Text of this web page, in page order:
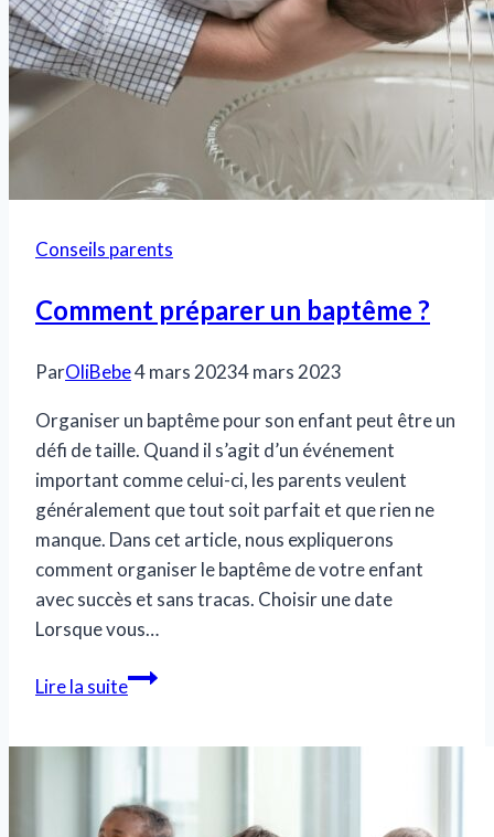
Conseils parents
Comment préparer un baptême ?
ParOliBebe4 mars 20234 mars 2023
Organiser un baptême pour son enfant peut être un
défi de taille. Quand il s’agit d’un événement
important comme celui-ci, les parents veulent
généralement que tout soit parfait et que rien ne
manque. Dans cet article, nous expliquerons
comment organiser le baptême de votre enfant
avec succès et sans tracas. Choisir une date
Lorsque vous…
Lire la suiteComment
baptême
?